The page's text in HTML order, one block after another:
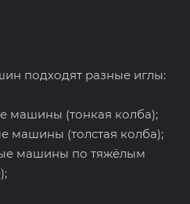
подходят разные иглы:
машины (тонкая колба);
машины (толстая колба);
машины по тяжёлым